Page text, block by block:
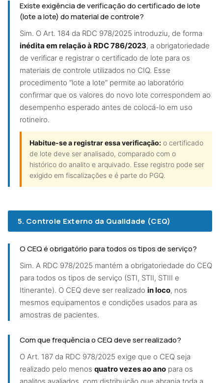
Existe exigência de verificação do certificado de lote
(lote a lote) do material de controle?
Sim. O Art. 184 da RDC 978/2025 introduziu, de forma
inédita em relação à RDC 786/2023, a obrigatoriedade
de verificar e registrar o certificado de lote para os
materiais de controle utilizados no CIQ. Esse
procedimento “lote a lote” permite ao laboratório
confirmar que os valores do novo lote correspondem ao
desempenho esperado antes de colocá-lo em uso
rotineiro.
Habitue-se a registrar essa verificação: o certificado
de lote deve ser analisado, comparado com o
histórico do analito e arquivado. Esse registro pode ser
exigido em fiscalizações e é parte do PGQ.
5. Controle Externo da Qualidade (CEQ)
O CEQ é obrigatório para todos os tipos de serviço?
Sim. A RDC 978/2025 mantém a obrigatoriedade do CEQ
para todos os tipos de serviço (STI, STII, STIII e
Itinerante). O CEQ deve ser realizado in loco, nos
mesmos equipamentos e condições usados para as
amostras de pacientes.
Com que frequência o CEQ deve ser realizado?
O Art. 187 da RDC 978/2025 exige que o CEQ seja
realizado pelo menos quatro vezes ao ano para os
analitos avaliados, com distribuição que abranja toda a